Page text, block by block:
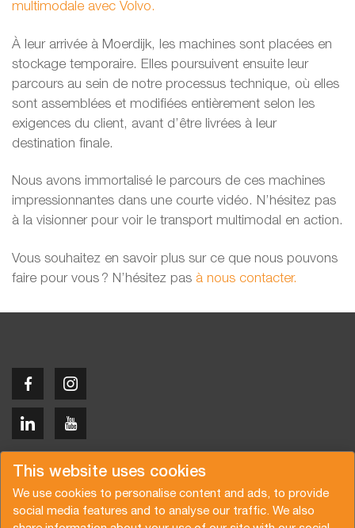
This website uses cookies
We use cookies to personalise content and ads, to provide
social media features and to analyse our traffic. We also
multimodale avec Volvo.
À leur arrivée à Moerdijk, les machines sont placées en
stockage temporaire. Elles poursuivent ensuite leur
parcours au sein de notre processus technique, où elles
sont assemblées et modifiées entièrement selon les
exigences du client, avant d’être livrées à leur
destination finale.
Nous avons immortalisé le parcours de ces machines
impressionnantes dans une courte vidéo. N’hésitez pas
à la visionner pour voir le transport multimodal en action.
Vous souhaitez en savoir plus sur ce que nous pouvons
faire pour vous ? N’hésitez pas à nous contacter.
Copyright © 2026 Van der Vlist